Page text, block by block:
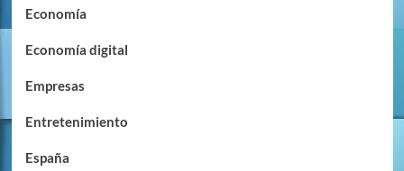
Economía
Economía digital
Empresas
Entretenimiento
España